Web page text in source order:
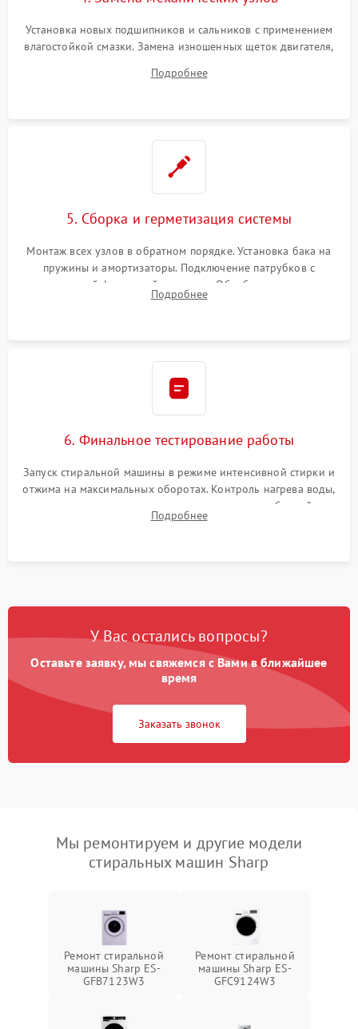
Установка новых подшипников и сальников с применением
влагостойкой смазки. Замена изношенных щеток двигателя,
или поврежденной резиновой манжеты.
Подробнее
5. Сборка и герметизация системы
Монтаж всех узлов в обратном порядке. Установка бака на
пружины и амортизаторы. Подключение патрубков с
надежной фиксацией хомутами. Обработка стыков
герметиком для предотвращения возможных протечек воды.
Подробнее
6. Финальное тестирование работы
Запуск стиральной машины в режиме интенсивной стирки и
отжима на максимальных оборотах. Контроль нагрева воды,
корректности слива, отсутствия излишних вибраций,
посторонних стуков и протечек под корпусом.
Подробнее
У Вас остались вопросы?
Оставьте заявку, мы свяжемся с Вами в ближайшее
время
Заказать звонок
Мы ремонтируем и другие модели
стиральных машин Sharp
Ремонт стиральной
машины Sharp ES-
GFB7123W3
Ремонт стиральной
машины Sharp ES-
GFC9124W3